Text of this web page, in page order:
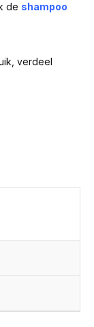
de shampoo
verdeel